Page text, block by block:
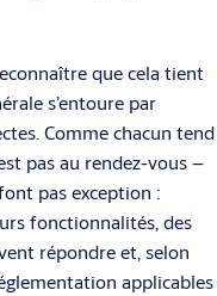
que cela tient
s’entoure par
Comme chacun tend
pas au rendez-vous –
pas excep­tion :
fonctionnalités, des
répondre et, selon
applicables